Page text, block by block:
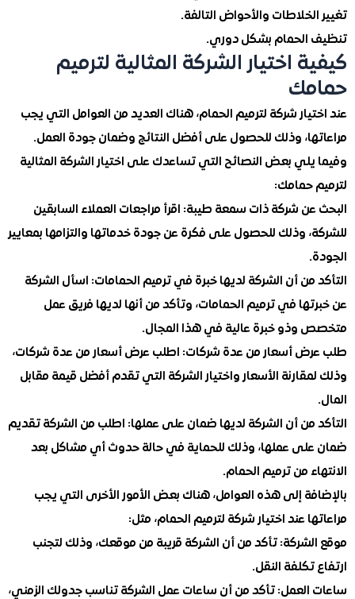
والأحواض التالفة.
الحمام بشكل دوري.
اختيار الشركة المثالية لترميم
شركة لترميم الحمام، هناك العديد من العوامل التي يجب
وذلك للحصول على أفضل النتائج وضمان جودة العمل.
بعض النصائح التي تساعدك على اختيار الشركة المثالية
حمامك:
شركة ذات سمعة طيبة: اقرأ مراجعات العملاء السابقين
وذلك للحصول على فكرة عن جودة خدماتها والتزامها بمعايير
من أن الشركة لديها خبرة في ترميم الحمامات: اسأل الشركة
في ترميم الحمامات، وتأكد من أنها لديها فريق عمل
وذو خبرة عالية في هذا المجال.
أسعار من عدة شركات: اطلب عرض أسعار من عدة شركات،
الأسعار واختيار الشركة التي تقدم أفضل قيمة مقابل
من أن الشركة لديها ضمان على عملها: اطلب من الشركة تقديم
عملها، وذلك للحماية في حالة حدوث أي مشاكل بعد
من ترميم الحمام.
إلى هذه العوامل، هناك بعض الأمور الأخرى التي يجب
عند اختيار شركة لترميم الحمام، مثل:
تأكد من أن الشركة قريبة من موقعك، وذلك لتجنب
النقل.
تأكد من أن ساعات عمل الشركة تناسب جدولك الزمني،